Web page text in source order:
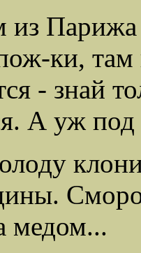
Парижа
ки, там
- знай
А уж под
медом...